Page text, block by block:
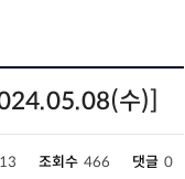
수)]
조회수 466 댓글 0